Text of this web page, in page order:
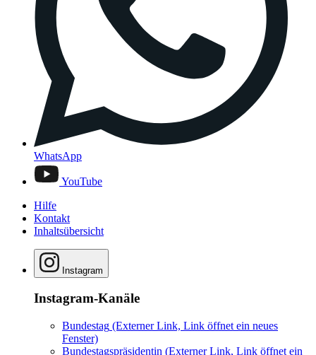
WhatsApp
YouTube
Hilfe
Kontakt
Inhaltsübersicht
Instagram
Instagram-Kanäle
Bundestag (Externer Link, Link öffnet ein neues
Fenster)
Bundestagspräsidentin (Externer Link, Link öffnet ein